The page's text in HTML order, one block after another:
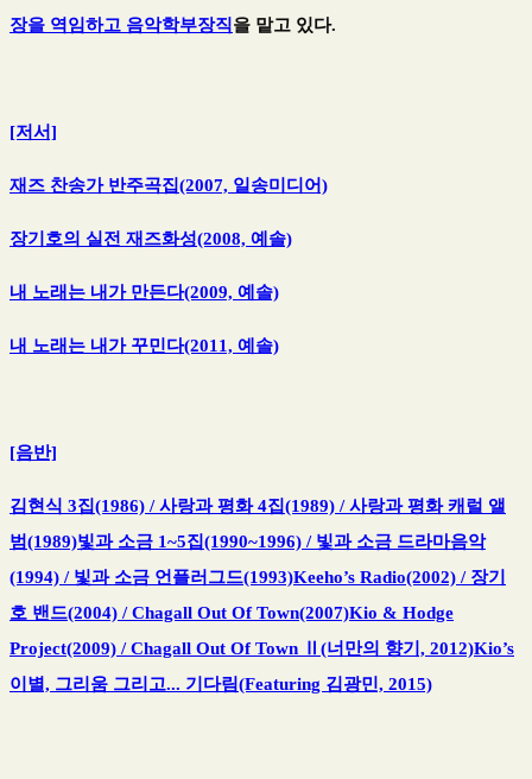
장을 역임하고 음악학부장직을 맡고 있다.
[저서]
재즈 찬송가 반주곡집(2007, 일송미디어)
장기호의 실전 재즈화성(2008, 예솔)
내 노래는 내가 만든다(2009, 예솔)
내 노래는 내가 꾸민다(2011, 예솔)
[음반]
김현식 3집(1986) / 사랑과 평화 4집(1989) / 사랑과 평화 캐럴 앨
범(1989)빛과 소금 1~5집(1990~1996) / 빛과 소금 드라마음악
(1994) / 빛과 소금 언플러그드(1993)Keeho’s Radio(2002) / 장기
호 밴드(2004) / Chagall Out Of Town(2007)Kio & Hodge
Project(2009) / Chagall Out Of Town Ⅱ(너만의 향기, 2012)Kio’s
이별, 그리움 그리고... 기다림(Featuring 김광민, 2015)